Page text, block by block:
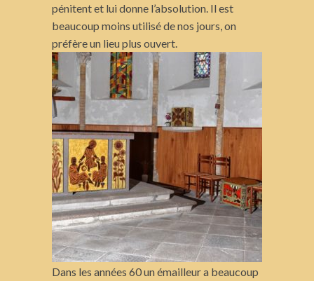
pénitent et lui donne l’absolution. Il est
beaucoup moins utilisé de nos jours, on
préfère un lieu plus ouvert.
Dans les années 60 un émailleur a beaucoup